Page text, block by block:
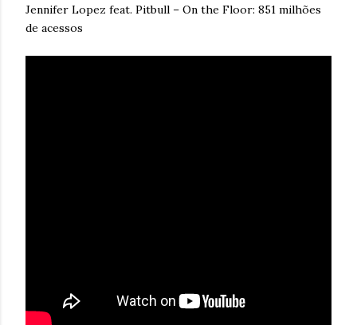
Jennifer Lopez feat. Pitbull – On the Floor: 851 milhões
de acessos